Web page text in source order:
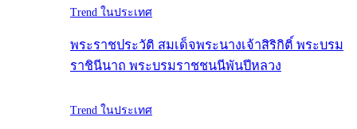
Trend ในประเทศ
พระราชประวัติ สมเด็จพระนางเจ้าสิริกิติ์ พระบรม
ราชินีนาถ พระบรมราชชนนีพันปีหลวง
Trend ในประเทศ